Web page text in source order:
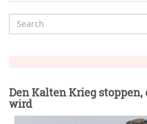
Suche
Search
Den Kalten Krieg
wird